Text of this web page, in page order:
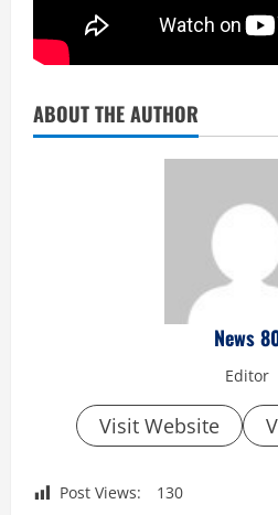
ABOUT THE AUTHOR
News
Editor
Visit Website
Post Views: 130